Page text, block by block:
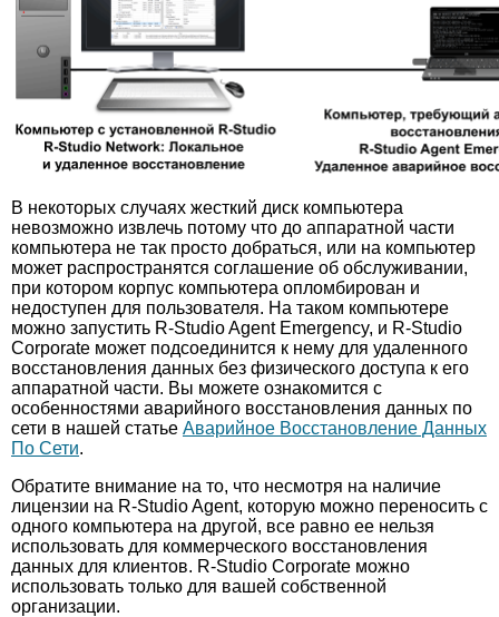
В некоторых случаях жесткий диск компьютера
невозможно извлечь потому что до аппаратной части
компьютера не так просто добраться, или на компьютер
может распространятся соглашение об обслуживании,
при котором корпус компьютера опломбирован и
недоступен для пользователя. На таком компьютере
можно запустить R-Studio Agent Emergency, и R-Studio
Corporate может подсоединится к нему для удаленного
восстановления данных без физического доступа к его
аппаратной части. Вы можете ознакомится с
особенностями аварийного восстановления данных по
сети в нашей статье Аварийное Восстановление Данных
По Сети.
Обратите внимание на то, что несмотря на наличие
лицензии на R-Studio Agent, которую можно переносить с
одного компьютера на другой, все равно ее нельзя
использовать для коммерческого восстановления
данных для клиентов. R-Studio Corporate можно
использовать только для вашей собственной
организации.